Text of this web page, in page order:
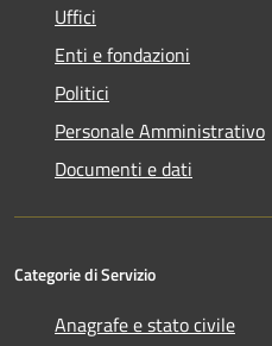
Uffici
Enti e fondazioni
Politici
Personale Amministrativo
Documenti e dati
Categorie di Servizio
Anagrafe e stato civile